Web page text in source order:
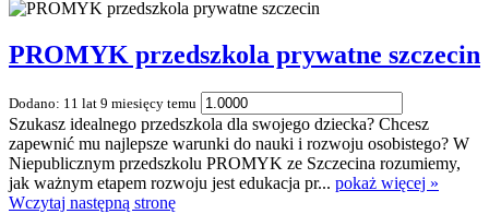
PROMYK przedszkola prywatne szczecin
Dodano: 11 lat 9 miesięcy temu
Szukasz idealnego przedszkola dla swojego dziecka? Chcesz
zapewnić mu najlepsze warunki do nauki i rozwoju osobistego? W
Niepublicznym przedszkolu PROMYK ze Szczecina rozumiemy,
jak ważnym etapem rozwoju jest edukacja pr... pokaż więcej »
Wczytaj następną stronę